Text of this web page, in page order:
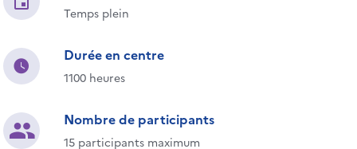
Temps plein
Durée en centre
1100 heures
Nombre de participants
15 participants maximum